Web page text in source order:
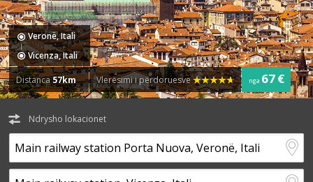
Veronë, Itali
Vicenza, Itali
Distanca57km Vlerësimi i përdoruesve nga 67 €
Ndrysho lokacionet